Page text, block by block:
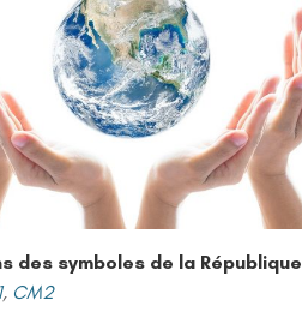
des symboles de la République
, CM2